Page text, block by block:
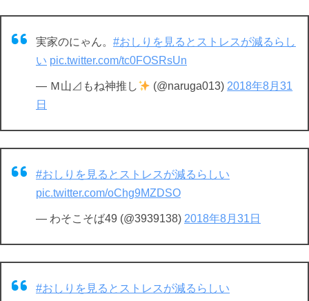
実家のにゃん。 #おしりを見るとストレスが減るらし
い pic.twitter.com/tc0FOSRsUn
— Ｍ山⊿もね神推し (@naruga013)2018年8月31
日
#おしりを見るとストレスが減るらしい
pic.twitter.com/oChg9MZDSO
— わそこそば49 (@3939138) 2018年8月31日
#おしりを見るとストレスが減るらしい